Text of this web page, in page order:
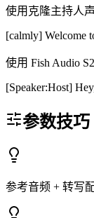
使用克隆主持人
[calmly] Welcome
使用 Fish Audio
[Speaker:Host]
参数技巧
参考音频 + 转写